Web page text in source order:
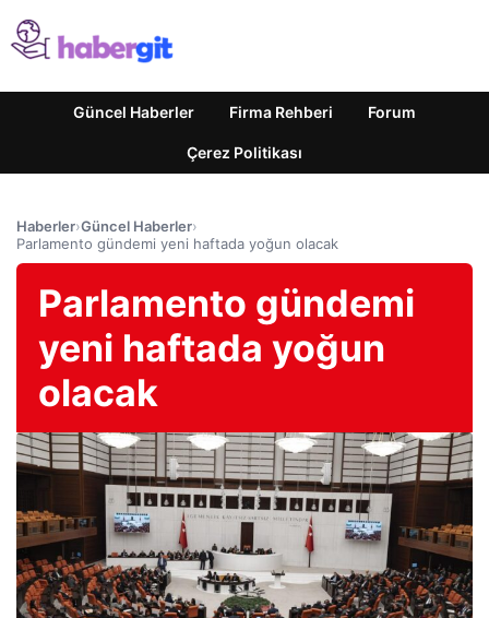
Güncel Haberler Firma Rehberi Forum
Çerez Politikası
Haberler›Güncel Haberler›
Parlamento gündemi yeni haftada yoğun olacak
Parlamento gündemi
yeni haftada yoğun
olacak